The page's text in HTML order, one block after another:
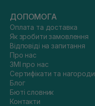
ДОПОМОГА
Оплата та доставка
Як зробити замовлення
Відповіді на запитання
Про нас
ЗМІ про нас
Сертифікати та нагороди
Блог
Бюті словник
Контакти